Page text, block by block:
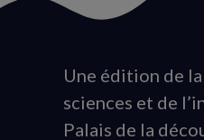
Animation
du
logo
Une édition de
sciences et de
Palais de la